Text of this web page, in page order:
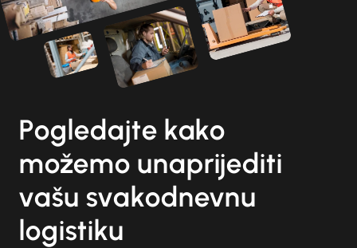
Pogledajte kako
možemo unaprijediti
vašu svakodnevnu
logistiku